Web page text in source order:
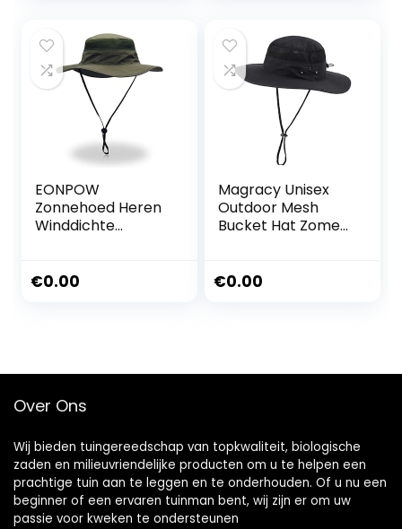
waterdicht en
ademend,
00702_Khaki, L/XL
heren met
kinband,
waterdicht en
ademend,
00702__navy, M
EONPOW
Zonnehoed Heren
Winddichte
Zonnehoed
€0.00
Magracy Unisex
Outdoor Mesh
Bucket Hat Zomer
Vissershoed
€0.00
Over Ons
Wij bieden tuingereedschap van topkwaliteit, biologische
zaden en milieuvriendelijke producten om u te helpen een
prachtige tuin aan te leggen en te onderhouden. Of u nu een
beginner of een ervaren tuinman bent, wij zijn er om uw
passie voor kweken te ondersteunen